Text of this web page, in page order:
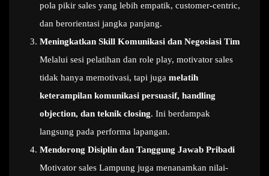
pola pikir sales yang lebih empatik, customer-centric,
dan berorientasi jangka panjang.
Meningkatkan Skill Komunikasi dan Negosiasi Tim
Melalui sesi pelatihan dan role play, motivator sales
tidak hanya memotivasi, tapi juga melatih
keterampilan komunikasi persuasif, handling
objection, dan teknik closing. Ini berdampak
langsung pada performa lapangan.
Mendorong Disiplin dan Tanggung Jawab Pribadi
Motivator sales Lampung juga menanamkan nilai-